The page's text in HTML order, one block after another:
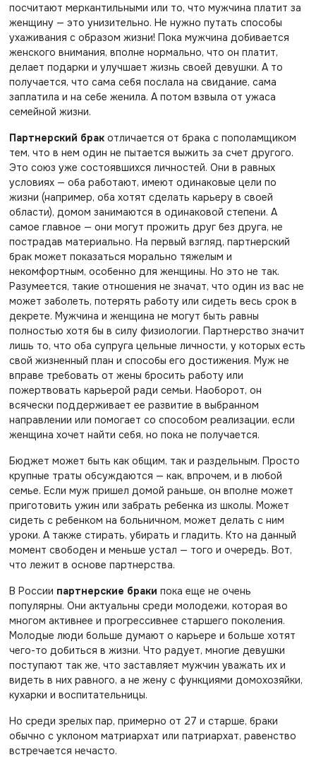
посчитают меркантильными или то, что мужчина платит за
женщину — это унизительно. Не нужно путать способы
ухаживания с образом жизни! Пока мужчина добивается
женского внимания, вполне нормально, что он платит,
делает подарки и улучшает жизнь своей девушки. А то
получается, что сама себя послала на свидание, сама
заплатила и на себе женила. А потом взвыла от ужаса
семейной жизни.
Партнерский брак отличается от брака с пополамщиком
тем, что в нем один не пытается выжить за счет другого.
Это союз уже состоявшихся личностей. Они в равных
условиях — оба работают, имеют одинаковые цели по
жизни (например, оба хотят сделать карьеру в своей
области), домом занимаются в одинаковой степени. А
самое главное — они могут прожить друг без друга, не
пострадав материально. На первый взгляд, партнерский
брак может показаться морально тяжелым и
некомфортным, особенно для женщины. Но это не так.
Разумеется, такие отношения не значат, что один из вас не
может заболеть, потерять работу или сидеть весь срок в
декрете. Мужчина и женщина не могут быть равны
полностью хотя бы в силу физиологии. Партнерство значит
лишь то, что оба супруга цельные личности, у которых есть
свой жизненный план и способы его достижения. Муж не
вправе требовать от жены бросить работу или
пожертвовать карьерой ради семьи. Наоборот, он
всячески поддерживает ее развитие в выбранном
направлении или помогает со способом реализации, если
женщина хочет найти себя, но пока не получается.
Бюджет может быть как общим, так и раздельным. Просто
крупные траты обсуждаются — как, впрочем, и в любой
семье. Если муж пришел домой раньше, он вполне может
приготовить ужин или забрать ребенка из школы. Может
сидеть с ребенком на больничном, может делать с ним
уроки. А также стирать, убирать и гладить. Кто на данный
момент свободен и меньше устал — того и очередь. Вот,
что лежит в основе партнерства.
В России партнерские браки пока еще не очень
популярны. Они актуальны среди молодежи, которая во
многом активнее и прогрессивнее старшего поколения.
Молодые люди больше думают о карьере и больше хотят
чего-то добиться в жизни. Что радует, многие девушки
поступают так же, что заставляет мужчин уважать их и
видеть в них равного, а не жену с функциями домохозяйки,
кухарки и воспитательницы.
Но среди зрелых пар, примерно от 27 и старше, браки
обычно с уклоном матриархат или патриархат, равенство
встречается нечасто.